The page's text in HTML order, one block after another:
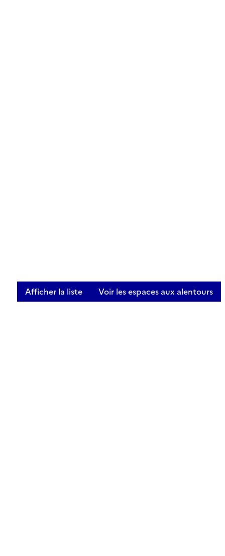
Afficher la liste Voir les espaces aux alentours